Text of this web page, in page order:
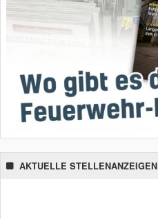
AKTUELLE STELLENANZEIGEN